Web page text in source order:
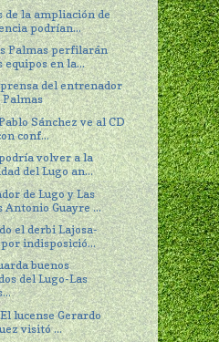
de la ampliación de
podrían...
Palmas perfilarán
equipos en la...
prensa del entrenador
Palmas
Sánchez ve al CD
conf...
volver a la
del Lugo an...
de Lugo y Las
Antonio Guayre ...
el derbi Lajosa-
indisposició...
buenos
del Lugo-Las
lucense Gerardo
visitó ...